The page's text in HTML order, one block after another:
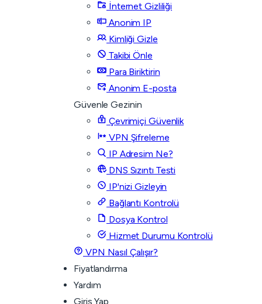
İnternet Gizliliği
Anonim IP
Kimliği Gizle
Takibi Önle
Para Biriktirin
Anonim E-posta
Güvenle Gezinin
Çevrimiçi Güvenlik
VPN Şifreleme
IP Adresim Ne?
DNS Sızıntı Testi
IP'nizi Gizleyin
Bağlantı Kontrolü
Dosya Kontrol
Hizmet Durumu Kontrolü
VPN Nasıl Çalışır?
Fiyatlandırma
Yardım
Giriş Yap